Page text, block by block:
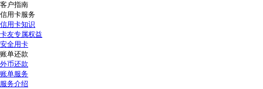
客户指南
信用卡服务
信用卡知识
卡友专属权益
安全用卡
账单还款
外币还款
账单服务
服务介绍